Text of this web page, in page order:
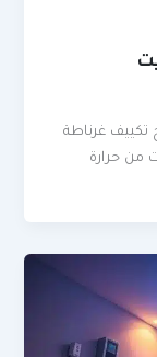
تكييف غرناطة
من حرارة